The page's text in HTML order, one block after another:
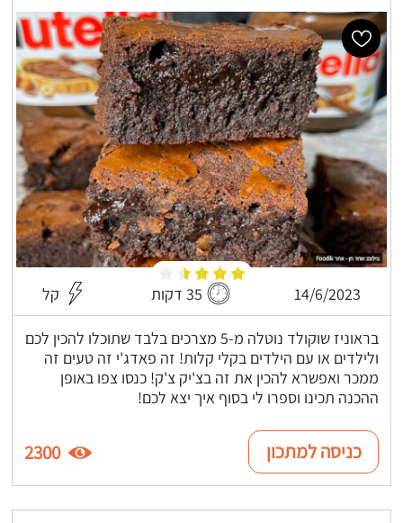
14/6/2023 35 דקות קל
בראוניז שוקולד נוטלה מ-5 מצרכים בלבד שתוכלו להכין לכם
ולילדים או עם הילדים בקלי קלות! זה פאדג'י זה טעים זה
ממכר ואפשרא להכין את זה בצ'יק צ'ק! כנסו צפו באופן
ההכנה תכינו וספרו לי בסוף איך יצא לכם!
כניסה למתכון 2300